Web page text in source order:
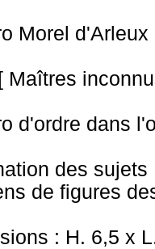
Morel d'Arleux
Maîtres
d'ordre dans
des
de figures
: H. 6,5 x